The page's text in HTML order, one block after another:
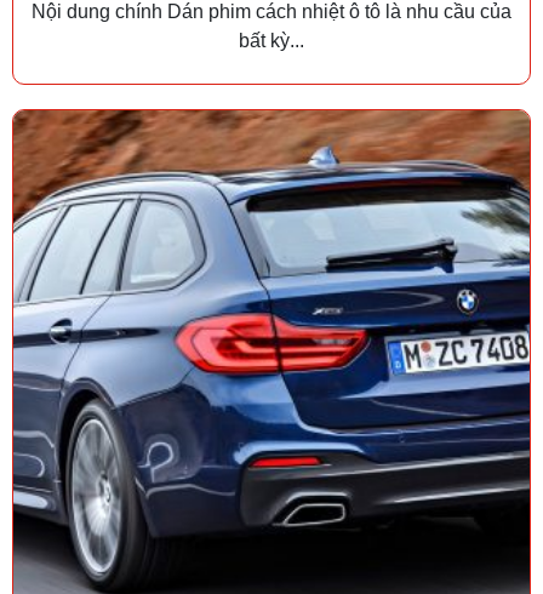
Nội dung chính Dán phim cách nhiệt ô tô là nhu cầu của
bất kỳ...